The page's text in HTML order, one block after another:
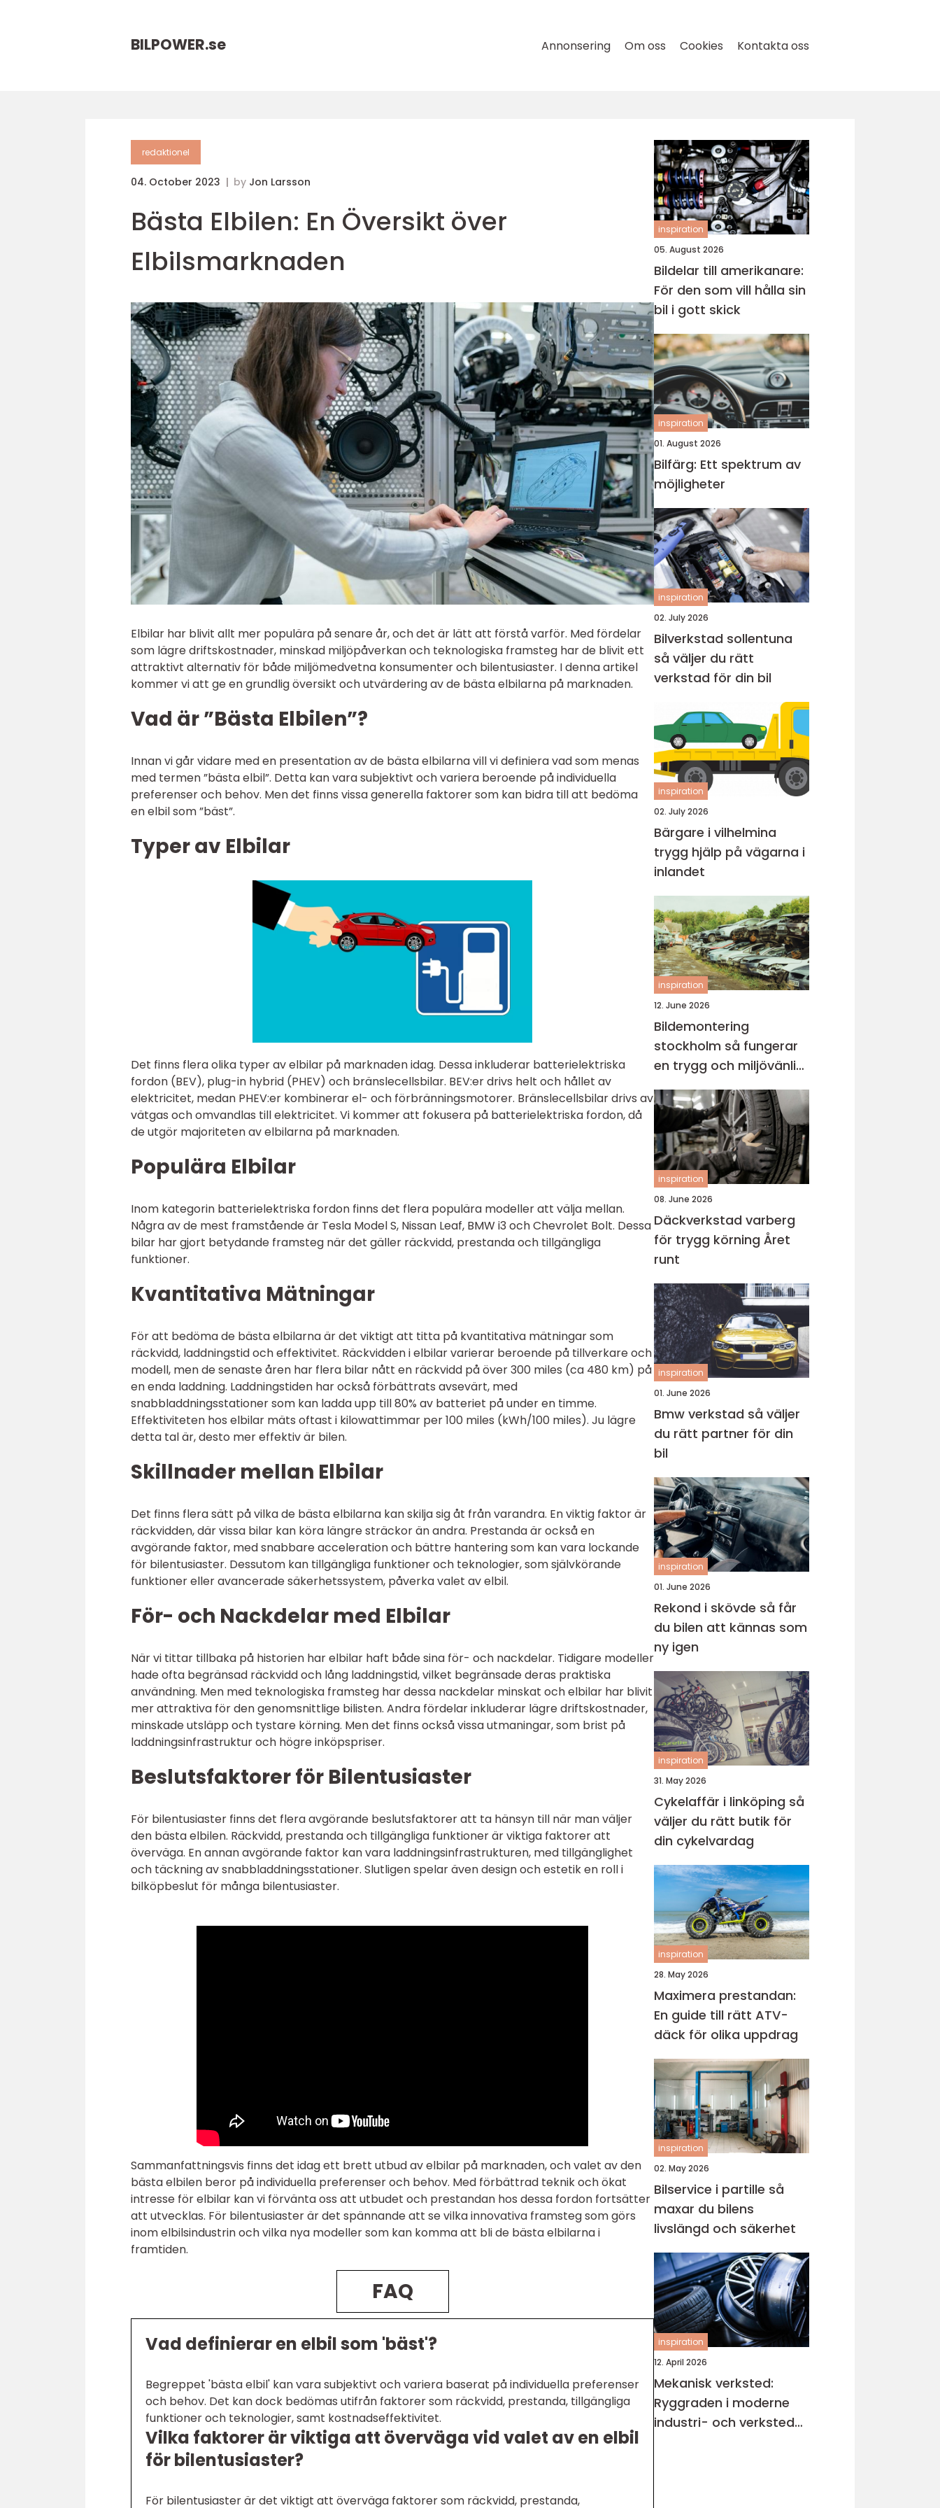
BILPOWER.se Annonsering Om oss Cookies Kontakta oss
redaktionel
04. October 2023 by Jon Larsson
Bästa Elbilen: En Översikt över
Elbilsmarknaden
Elbilar har blivit allt mer populära på senare år, och det är lätt att förstå varför. Med fördelar
som lägre driftskostnader, minskad miljöpåverkan och teknologiska framsteg har de blivit ett
attraktivt alternativ för både miljömedvetna konsumenter och bilentusiaster. I denna artikel
kommer vi att ge en grundlig översikt och utvärdering av de bästa elbilarna på marknaden.
Vad är ”Bästa Elbilen”?
Innan vi går vidare med en presentation av de bästa elbilarna vill vi definiera vad som menas
med termen ”bästa elbil”. Detta kan vara subjektivt och variera beroende på individuella
preferenser och behov. Men det finns vissa generella faktorer som kan bidra till att bedöma
en elbil som ”bäst”.
Typer av Elbilar
Det finns flera olika typer av elbilar på marknaden idag. Dessa inkluderar batterielektriska
fordon (BEV), plug-in hybrid (PHEV) och bränslecellsbilar. BEV:er drivs helt och hållet av
elektricitet, medan PHEV:er kombinerar el- och förbränningsmotorer. Bränslecellsbilar drivs av
vätgas och omvandlas till elektricitet. Vi kommer att fokusera på batterielektriska fordon, då
de utgör majoriteten av elbilarna på marknaden.
Populära Elbilar
Inom kategorin batterielektriska fordon finns det flera populära modeller att välja mellan.
Några av de mest framstående är Tesla Model S, Nissan Leaf, BMW i3 och Chevrolet Bolt. Dessa
bilar har gjort betydande framsteg när det gäller räckvidd, prestanda och tillgängliga
funktioner.
Kvantitativa Mätningar
För att bedöma de bästa elbilarna är det viktigt att titta på kvantitativa mätningar som
räckvidd, laddningstid och effektivitet. Räckvidden i elbilar varierar beroende på tillverkare och
modell, men de senaste åren har flera bilar nått en räckvidd på över 300 miles (ca 480 km) på
en enda laddning. Laddningstiden har också förbättrats avsevärt, med
snabbladdningsstationer som kan ladda upp till 80% av batteriet på under en timme.
Effektiviteten hos elbilar mäts oftast i kilowattimmar per 100 miles (kWh/100 miles). Ju lägre
detta tal är, desto mer effektiv är bilen.
Skillnader mellan Elbilar
Det finns flera sätt på vilka de bästa elbilarna kan skilja sig åt från varandra. En viktig faktor är
räckvidden, där vissa bilar kan köra längre sträckor än andra. Prestanda är också en
avgörande faktor, med snabbare acceleration och bättre hantering som kan vara lockande
för bilentusiaster. Dessutom kan tillgängliga funktioner och teknologier, som självkörande
funktioner eller avancerade säkerhetssystem, påverka valet av elbil.
För- och Nackdelar med Elbilar
När vi tittar tillbaka på historien har elbilar haft både sina för- och nackdelar. Tidigare modeller
hade ofta begränsad räckvidd och lång laddningstid, vilket begränsade deras praktiska
användning. Men med teknologiska framsteg har dessa nackdelar minskat och elbilar har blivit
mer attraktiva för den genomsnittlige bilisten. Andra fördelar inkluderar lägre driftskostnader,
minskade utsläpp och tystare körning. Men det finns också vissa utmaningar, som brist på
laddningsinfrastruktur och högre inköpspriser.
Beslutsfaktorer för Bilentusiaster
För bilentusiaster finns det flera avgörande beslutsfaktorer att ta hänsyn till när man väljer
den bästa elbilen. Räckvidd, prestanda och tillgängliga funktioner är viktiga faktorer att
överväga. En annan avgörande faktor kan vara laddningsinfrastrukturen, med tillgänglighet
och täckning av snabbladdningsstationer. Slutligen spelar även design och estetik en roll i
bilköpbeslut för många bilentusiaster.
Sammanfattningsvis finns det idag ett brett utbud av elbilar på marknaden, och valet av den
bästa elbilen beror på individuella preferenser och behov. Med förbättrad teknik och ökat
intresse för elbilar kan vi förvänta oss att utbudet och prestandan hos dessa fordon fortsätter
att utvecklas. För bilentusiaster är det spännande att se vilka innovativa framsteg som görs
inom elbilsindustrin och vilka nya modeller som kan komma att bli de bästa elbilarna i
framtiden.
FAQ
Vad definierar en elbil som 'bäst'?
Begreppet 'bästa elbil' kan vara subjektivt och variera baserat på individuella preferenser
och behov. Det kan dock bedömas utifrån faktorer som räckvidd, prestanda, tillgängliga
funktioner och teknologier, samt kostnadseffektivitet.
Vilka faktorer är viktiga att överväga vid valet av en elbil
för bilentusiaster?
För bilentusiaster är det viktigt att överväga faktorer som räckvidd, prestanda,
inspiration
05. August 2026
Bildelar till amerikanare:
För den som vill hålla sin
bil i gott skick
inspiration
01. August 2026
Bilfärg: Ett spektrum av
möjligheter
inspiration
02. July 2026
Bilverkstad sollentuna
så väljer du rätt
verkstad för din bil
inspiration
02. July 2026
Bärgare i vilhelmina
trygg hjälp på vägarna i
inlandet
inspiration
12. June 2026
Bildemontering
stockholm så fungerar
en trygg och miljövänlig
bilskrot
inspiration
08. June 2026
Däckverkstad varberg
för trygg körning Året
runt
inspiration
01. June 2026
Bmw verkstad så väljer
du rätt partner för din
bil
inspiration
01. June 2026
Rekond i skövde så får
du bilen att kännas som
ny igen
inspiration
31. May 2026
Cykelaffär i linköping så
väljer du rätt butik för
din cykelvardag
inspiration
28. May 2026
Maximera prestandan:
En guide till rätt ATV-
däck för olika uppdrag
inspiration
02. May 2026
Bilservice i partille så
maxar du bilens
livslängd och säkerhet
inspiration
12. April 2026
Mekanisk verksted:
Ryggraden i moderne
industri- och verksted-